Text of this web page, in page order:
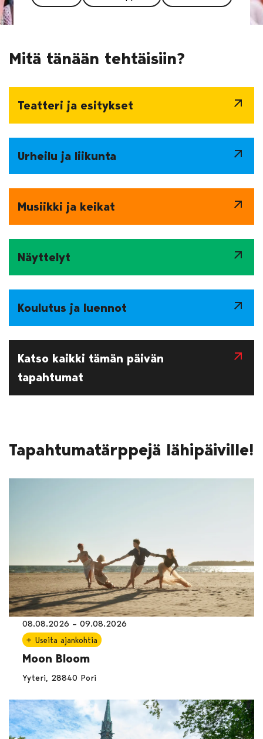
Mitä tänään tehtäisiin?
Teatteri ja esitykset arrow_outward
Urheilu ja liikunta arrow_outward
Musiikki ja keikat arrow_outward
Näyttelyt arrow_outward
Koulutus ja luennot arrow_outward
Katso kaikki tämän päivän
tapahtumat
arrow_outward
Tapahtumatärppejä lähipäiville!
08.08.2026 – 09.08.2026
Useita ajankohtia
Moon Bloom
Yyteri, 28840 Pori